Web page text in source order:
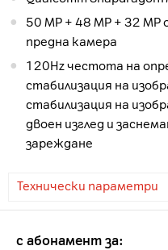
50 MP + 48 MP + 32
предна камера
120Hz честота на опресняване
стабилизация на
стабилизация на
двоен изглед и
зареждане
Технически параметри
с абонамент за: